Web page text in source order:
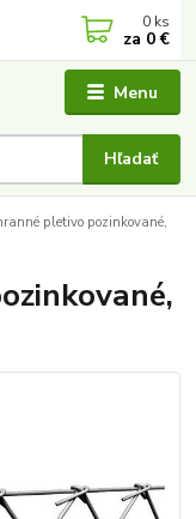
Menu
Hľadať
0 ks
za 0 €
pletivo pozinkované,